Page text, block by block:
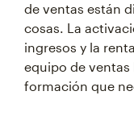
de ventas están
cosas. La
ingresos y la
equipo de
formación que